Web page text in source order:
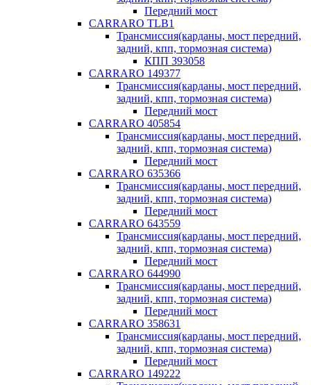
Передний мост
CARRARO TLB1
Трансмиссия(карданы, мост передний,
задний, кпп, тормозная система)
КПП 393058
CARRARO 149377
Трансмиссия(карданы, мост передний,
задний, кпп, тормозная система)
Передний мост
CARRARO 405854
Трансмиссия(карданы, мост передний,
задний, кпп, тормозная система)
Передний мост
CARRARO 635366
Трансмиссия(карданы, мост передний,
задний, кпп, тормозная система)
Передний мост
CARRARO 643559
Трансмиссия(карданы, мост передний,
задний, кпп, тормозная система)
Передний мост
CARRARO 644990
Трансмиссия(карданы, мост передний,
задний, кпп, тормозная система)
Передний мост
CARRARO 358631
Трансмиссия(карданы, мост передний,
задний, кпп, тормозная система)
Передний мост
CARRARO 149222